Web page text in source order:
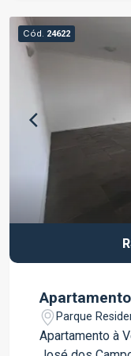
receber amigos
funcional,
refeições.
para
encontros.
dia com uma
de Garagem:
veículos com
Construída:
conforto. Agende uma visita e venha conhecer
essa incrível
melhores
Cód. 24622
Parque
Campos/SP
Apartamento à